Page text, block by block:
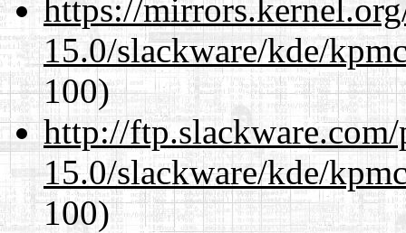
https://
15.0/slackware/kde/
100)
http://
15.0/slackware/kde/
100)